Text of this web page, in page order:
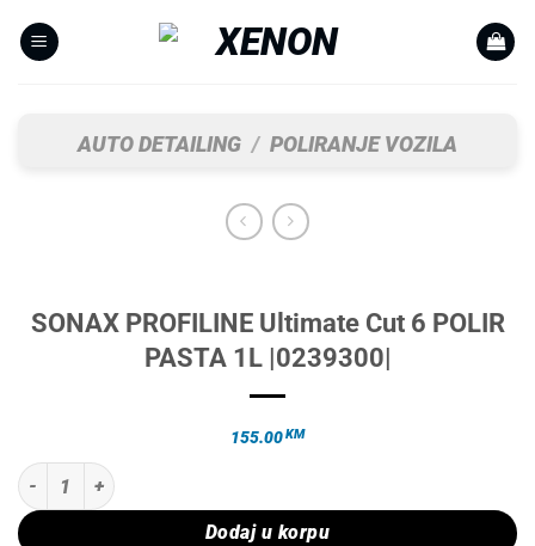
AUTO DETAILING / POLIRANJE VOZILA
SONAX PROFILINE Ultimate Cut 6 POLIR
PASTA 1L |0239300|
155.00KM
SONAX PROFILINE Ultimate Cut 6 POLIR PASTA 1L |0239300| količina
Dodaj u korpu